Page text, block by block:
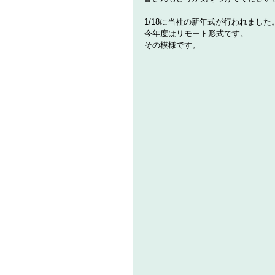
1/18に当社の新年式が行われました
今年度はリモート形式です。
その模様です。